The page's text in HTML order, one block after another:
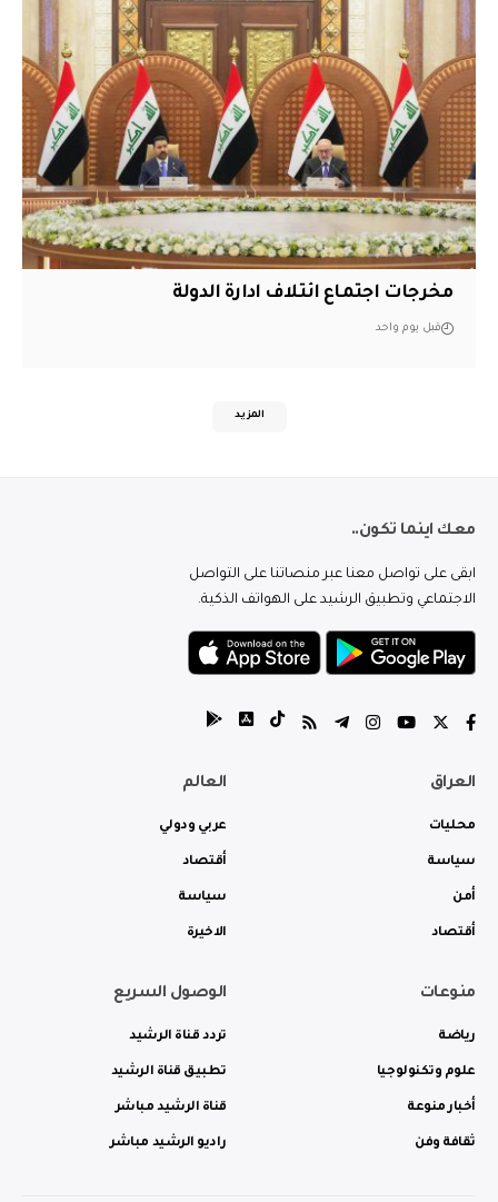
مخرجات اجتماع ائتلاف ادارة الدولة
قبل يوم واحد
المزيد
معك اينما تكون..
ابقى على تواصل معنا عبر منصاتنا على التواصل
الاجتماعي وتطبيق الرشيد على الهواتف الذكية.
العراق
محليات
سياسة
أمن
أقتصاد
العالم
عربي ودولي
أقتصاد
سياسة
الاخيرة
منوعات
رياضة
علوم وتكنولوجيا
أخبار منوعة
ثقافة وفن
الوصول السريع
تردد قناة الرشيد
تطبيق قناة الرشيد
قناة الرشيد مباشر
راديو الرشيد مباشر